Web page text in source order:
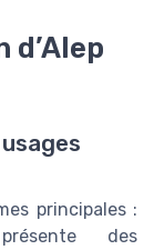
principales :
des